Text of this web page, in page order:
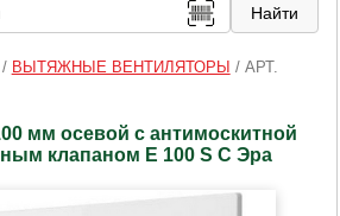
/ ВЫТЯЖНЫЕ ВЕНТИЛЯТОРЫ / АРТ.
мм осевой c антимоскитной
клапаном E 100 S C Эра